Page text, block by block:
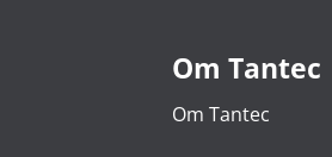
Om Tantec
Om Tantec